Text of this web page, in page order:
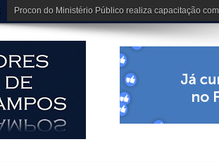
Dona Dirinha celebra uma marca extraordinária: 102